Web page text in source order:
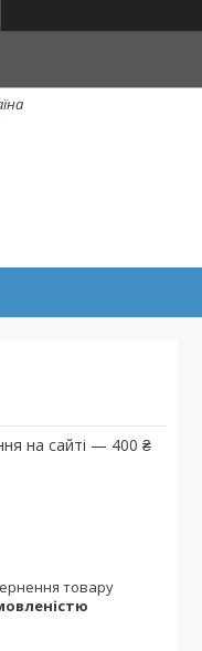
на сайті — 400 ₴
товару